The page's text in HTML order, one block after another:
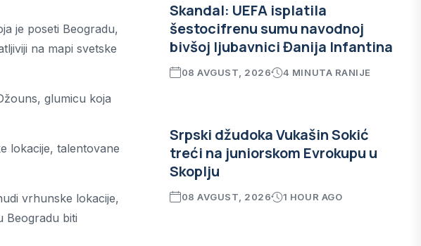
je poseti Beogradu,
na mapi svetske
glumicu koja
lokacije, talentovane
vrhunske lokacije,
Beogradu biti
Skandal: UEFA isplatila
šestocifrenu sumu navodnoj
bivšoj ljubavnici Đanija Infantina
08 AVGUST, 2026 4 MINUTA RANIJE
Srpski džudoka Vukašin Sokić
treći na juniorskom Evrokupu u
Skoplju
08 AVGUST, 2026 1 HOUR AGO